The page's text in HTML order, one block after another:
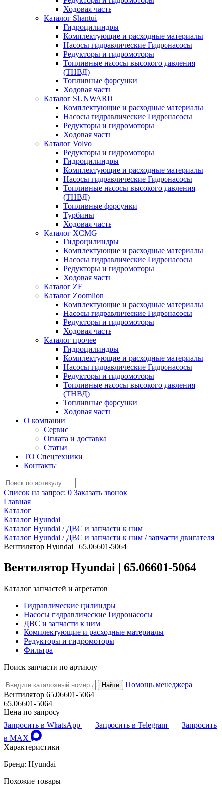
Ходовая часть
Каталог Shantui
Гидроцилиндры
Комплектующие и расходные материалы
Насосы гидравлические Гидронасосы
Редукторы и гидромоторы
Топливные насосы высокого давления
(ТНВД)
Топливные форсунки
Ходовая часть
Каталог SUNWARD
Комплектующие и расходные материалы
Насосы гидравлические Гидронасосы
Редукторы и гидромоторы
Ходовая часть
Каталог Volvo
Редукторы и гидромоторы
Гидроцилиндры
Комплектующие и расходные материалы
Насосы гидравлические Гидронасосы
Топливные насосы высокого давления
(ТНВД)
Топливные форсунки
Турбины
Ходовая часть
Каталог XCMG
Гидроцилиндры
Комплектующие и расходные материалы
Насосы гидравлические Гидронасосы
Редукторы и гидромоторы
Ходовая часть
Каталог ZF
Каталог Zoomlion
Комплектующие и расходные материалы
Насосы гидравлические Гидронасосы
Редукторы и гидромоторы
Ходовая часть
Каталог прочее
Гидроцилиндры
Комплектующие и расходные материалы
Насосы гидравлические Гидронасосы
Редукторы и гидромоторы
Топливные насосы высокого давления
(ТНВД)
Топливные форсунки
Ходовая часть
О компании
Сервис
Оплата и доставка
Статьи
ТО Спецтехники
Контакты
Список на запрос: 0 Заказать звонок
Главная
Каталог
Каталог Hyundai
Каталог Hyundai / ДВС и запчасти к ним
Каталог Hyundai / ДВС и запчасти к ним / запчасти двигателя
Вентилятор Hyundai | 65.06601-5064
Вентилятор Hyundai | 65.06601-5064
Каталог запчастей и агрегатов
Гидравлические цилиндры
Насосы гидравлические Гидронасосы
ДВС и запчасти к ним
Комплектующие и расходные материалы
Редукторы и гидромоторы
Фильтра
Поиск запчасти по артиклу
Найти
Помощь менеджера
Вентилятор 65.06601-5064
65.06601-5064
Цена по запросу
Запросить в WhatsApp
Запросить в Telegram
Запросить
в MAX
Характеристики
Бренд: Hyundai
Похожие товары